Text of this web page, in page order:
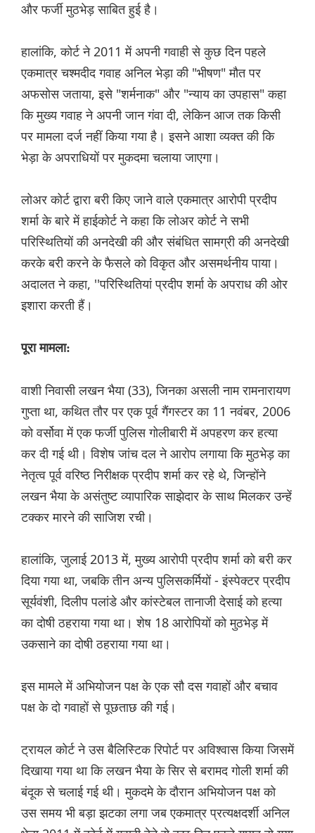
और फर्जी मुठभेड़ साबित हुई है।
हालांकि, कोर्ट ने 2011 में अपनी गवाही से कुछ दिन पहले
एकमात्र चश्मदीद गवाह अनिल भेड़ा की "भीषण" मौत पर
अफसोस जताया, इसे "शर्मनाक" और "न्याय का उपहास" कहा
कि मुख्य गवाह ने अपनी जान गंवा दी, लेकिन आज तक किसी
पर मामला दर्ज नहीं किया गया है। इसने आशा व्यक्त की कि
भेड़ा के अपराधियों पर मुकदमा चलाया जाएगा।
लोअर कोर्ट द्वारा बरी किए जाने वाले एकमात्र आरोपी प्रदीप
शर्मा के बारे में हाईकोर्ट ने कहा कि लोअर कोर्ट ने सभी
परिस्थितियों की अनदेखी की और संबंधित सामग्री की अनदेखी
करके बरी करने के फैसले को विकृत और असमर्थनीय पाया।
अदालत ने कहा, ''परिस्थितियां प्रदीप शर्मा के अपराध की ओर
इशारा करती हैं।
पूरा मामला:
वाशी निवासी लखन भैया (33), जिनका असली नाम रामनारायण
गुप्ता था, कथित तौर पर एक पूर्व गैंगस्टर का 11 नवंबर, 2006
को वर्सोवा में एक फर्जी पुलिस गोलीबारी में अपहरण कर हत्या
कर दी गई थी। विशेष जांच दल ने आरोप लगाया कि मुठभेड़ का
नेतृत्व पूर्व वरिष्ठ निरीक्षक प्रदीप शर्मा कर रहे थे, जिन्होंने
लखन भैया के असंतुष्ट व्यापारिक साझेदार के साथ मिलकर उन्हें
टक्कर मारने की साजिश रची।
हालांकि, जुलाई 2013 में, मुख्य आरोपी प्रदीप शर्मा को बरी कर
दिया गया था, जबकि तीन अन्य पुलिसकर्मियों - इंस्पेक्टर प्रदीप
सूर्यवंशी, दिलीप पलांडे और कांस्टेबल तानाजी देसाई को हत्या
का दोषी ठहराया गया था। शेष 18 आरोपियों को मुठभेड़ में
उकसाने का दोषी ठहराया गया था।
इस मामले में अभियोजन पक्ष के एक सौ दस गवाहों और बचाव
पक्ष के दो गवाहों से पूछताछ की गई।
ट्रायल कोर्ट ने उस बैलिस्टिक रिपोर्ट पर अविश्वास किया जिसमें
दिखाया गया था कि लखन भैया के सिर से बरामद गोली शर्मा की
बंदूक से चलाई गई थी। मुकदमे के दौरान अभियोजन पक्ष को
उस समय भी बड़ा झटका लगा जब एकमात्र प्रत्यक्षदर्शी अनिल